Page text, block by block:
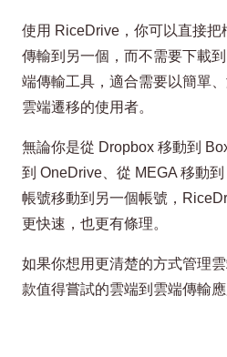
使用 RiceDrive，你可以直接把
傳輸到另一個，而不需要下載
端傳輸工具，適合需要以簡單
雲端遷移的使用者。
無論你是從 Dropbox 移動到
到 OneDrive、從 MEGA 移動
帳號移動到另一個帳號，
更快速，也更有條理。
如果你想用更清楚的方式管理
款值得嘗試的雲端到雲端傳輸應